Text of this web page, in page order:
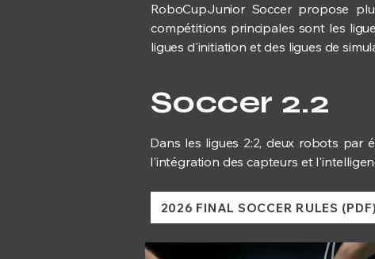
RoboCupJunior Soccer propose
compétitions principales sont les
ligues d'initiation et des ligues de
Soccer 2.2
Dans les ligues 2:2, deux robots par
l'intégration des capteurs et
2026 FINAL SOCCER RULES (PDF)